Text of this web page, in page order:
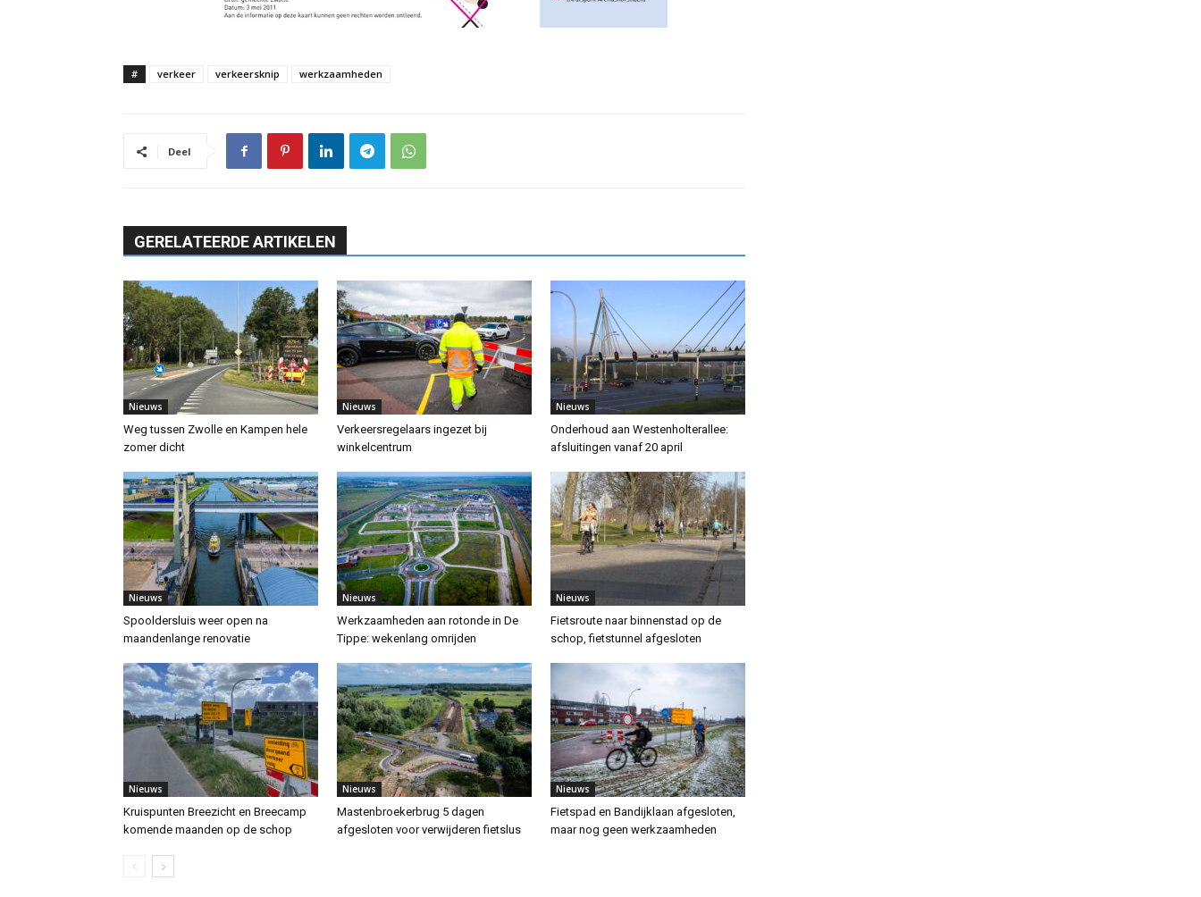
# verkeer verkeersknip werkzaamheden
Deel
GERELATEERDE ARTIKELEN
Nieuws
Weg tussen Zwolle en Kampen hele
zomer dicht
Nieuws
Verkeersregelaars ingezet bij
winkelcentrum
Nieuws
Onderhoud aan Westenholterallee:
afsluitingen vanaf 20 april
Nieuws
Spooldersluis weer open na
maandenlange renovatie
Nieuws
Werkzaamheden aan rotonde in De
Tippe: wekenlang omrijden
Nieuws
Fietsroute naar binnenstad op de
schop, fietstunnel afgesloten
Nieuws
Kruispunten Breezicht en Breecamp
komende maanden op de schop
Nieuws
Mastenbroekerbrug 5 dagen
afgesloten voor verwijderen fietslus
Nieuws
Fietspad en Bandijklaan afgesloten,
maar nog geen werkzaamheden